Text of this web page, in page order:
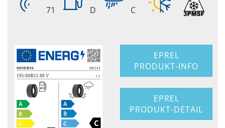
71 D C
EPREL
PRODUKT-INFO
EPREL
PRODUKT-DETAIL